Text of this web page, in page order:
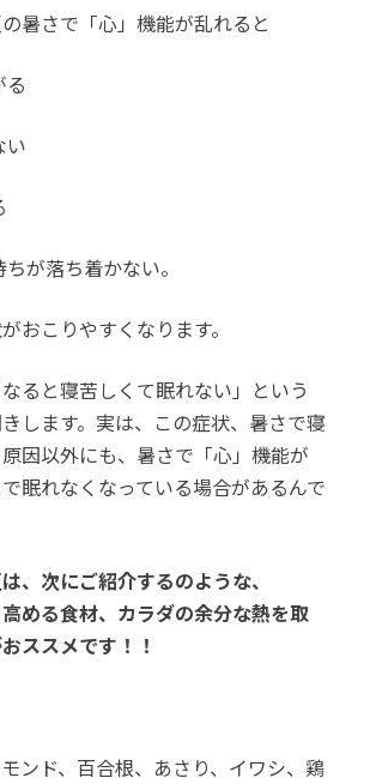
暑さで「心」機能が乱れると
い
が落ち着かない。
おこりやすくなります。
なると寝苦しくて眠れない」という
します。実は、この症状、暑さで寝
因以外にも、暑さで「心」機能が
眠れなくなっている場合があるんで
、次にご紹介するのような、
高める食材、カラダの余分な熱を取
ススメです！！
ンド、百合根、あさり、イワシ、鶏